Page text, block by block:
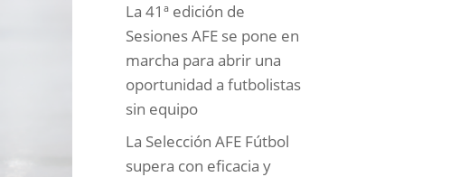
a
s
La 41ª edición de
Sesiones AFE se pone en
marcha para abrir una
oportunidad a futbolistas
sin equipo
La Selección AFE Fútbol
supera con eficacia y